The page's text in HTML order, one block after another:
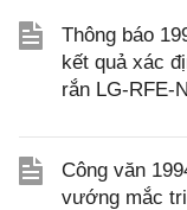
Thông báo
kết quả xác
rắn LG-RFE-N
Công văn
vướng mắc